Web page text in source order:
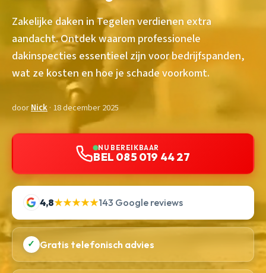
Zakelijke daken in Tegelen verdienen extra
aandacht. Ontdek waarom professionele
dakinspecties essentieel zijn voor bedrijfspanden,
wat ze kosten en hoe je schade voorkomt.
doorNick· 18 december 2025
NU BEREIKBAAR
BEL 085 019 44 27
4,8★★★★★143 Google reviews
✓ Gratis telefonisch advies